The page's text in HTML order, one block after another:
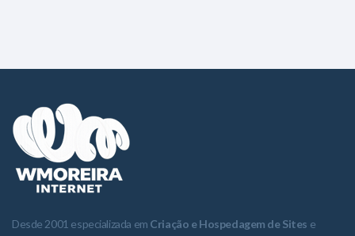
Desde 2001 especializada em Criação e Hospedagem de Sites e